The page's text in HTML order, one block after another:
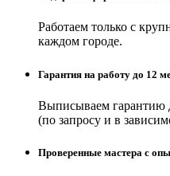
Работаем только с
каждом городе.
Гарантия на работу до 12
Выписываем гарантию
(по запросу и в
Проверенные мастера с